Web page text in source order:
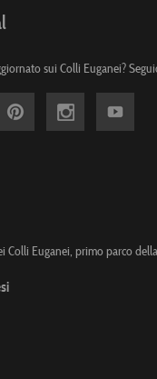
sui Colli Euganei?
Colli Euganei, primo parco